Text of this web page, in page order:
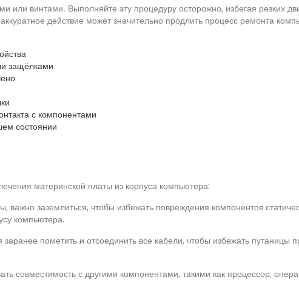
винтами. Выполняйте эту процедуру осторожно, избегая резких
действие может значительно продлить процесс ремонта
защёлками
с компонентами
состоянии
материнской платы из корпуса компьютера:
важно заземлиться, чтобы избежать повреждения компонентов
компьютера.
пометить и отсоединить все кабели, чтобы избежать путаницы
совместимость с другими компонентами, такими как процессор,